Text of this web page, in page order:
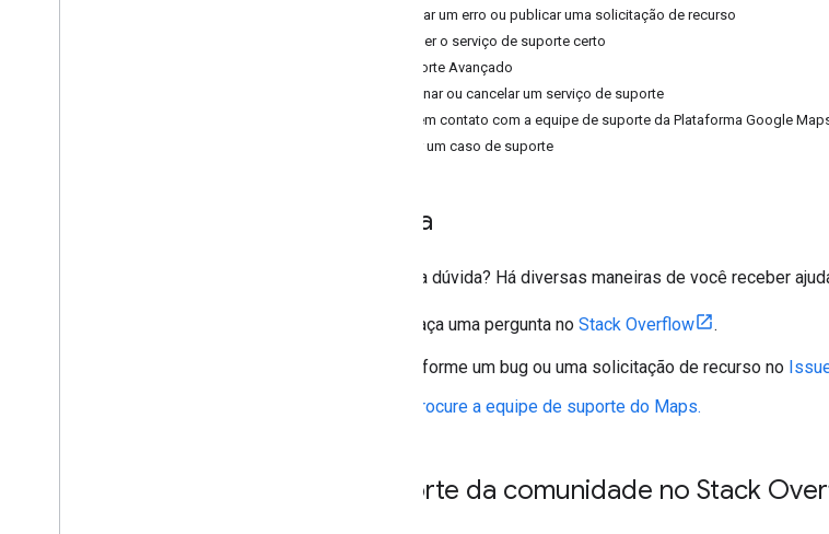
Informar um erro ou publicar uma solicitação de recurso
Escolher o serviço de suporte certo
Suporte Avançado
Assinar ou cancelar um serviço de suporte
Entre em contato com a equipe de suporte da Plataforma Google
Criar um caso de suporte
Ajuda
Ficou na dúvida? Há diversas maneiras de você receber
Faça uma pergunta no Stack Overflow .
Informe um bug ou uma solicitação de recurso no
Procure a equipe de suporte do Maps.
Suporte da comunidade no Stack